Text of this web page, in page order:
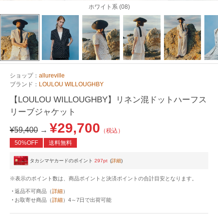
ホワイト系 (08)
ショップ： allureville
ブランド： LOULOU WILLOUGHBY
【LOULOU WILLOUGHBY】リネン混ドットハーフス
リーブジャケット
¥59,400 → ¥29,700 （税込）
50%OFF
送料無料
タカシマヤカードのポイント 297pt (詳細)
※表示のポイント数は、商品ポイントと決済ポイントの合計目安となります。
返品不可商品 （詳細）
お取寄せ商品 （詳細） 4～7日で出荷可能